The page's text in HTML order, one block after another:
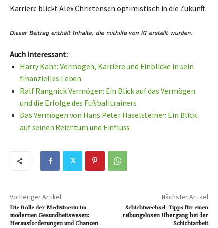
Karriere blickt Alex Christensen optimistisch in die Zukunft.
Auch interessant:
Harry Kane: Vermögen, Karriere und Einblicke in sein
finanzielles Leben
Ralf Rangnick Vermögen: Ein Blick auf das Vermögen
und die Erfolge des Fußballtrainers
Das Vermögen von Hans Peter Haselsteiner: Ein Blick
auf seinen Reichtum und Einfluss
Vorheriger Artikel
Die Rolle der Medizinerin im
modernen Gesundheitswesen:
Herausforderungen und Chancen
Nächster Artikel
Schichtwechsel: Tipps für einen
reibungslosen Übergang bei der
Schichtarbeit